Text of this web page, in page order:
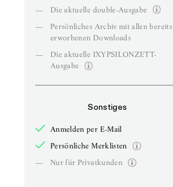
—
Die aktuelle double-Ausgabe
—
Persönliches Archiv mit allen bereits
erworbenen Downloads
—
Die aktuelle IXYPSILONZETT-
Ausgabe
Sonstiges
Anmelden per E-Mail
Persönliche Merklisten
—
Nur für Privatkunden